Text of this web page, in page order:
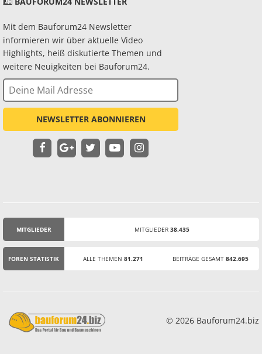
Mit dem Bauforum24 Newsletter
informieren wir über aktuelle Video
Highlights, heiß diskutierte Themen und
weitere Neuigkeiten bei Bauforum24.
NEWSLETTER ABONNIEREN
MITGLIEDER MITGLIEDER 38.435
FOREN STATISTIK ALLE THEMEN 81.271 BEITRÄGE GESAMT 842.695
© 2026 Bauforum24.biz